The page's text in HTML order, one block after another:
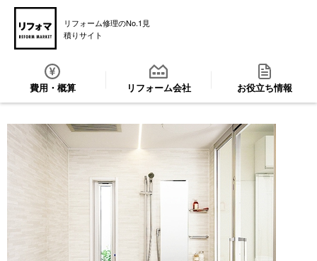
リフォーム修理のNo.1見
積りサイト
費用・概算 リフォーム会社 お役立ち情報